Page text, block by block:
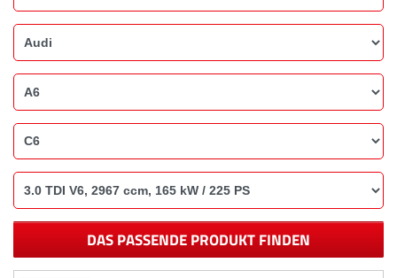
DAS PASSENDE PRODUKT FINDEN